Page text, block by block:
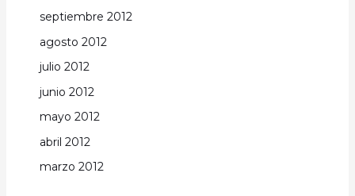
septiembre 2012
agosto 2012
julio 2012
junio 2012
mayo 2012
abril 2012
marzo 2012